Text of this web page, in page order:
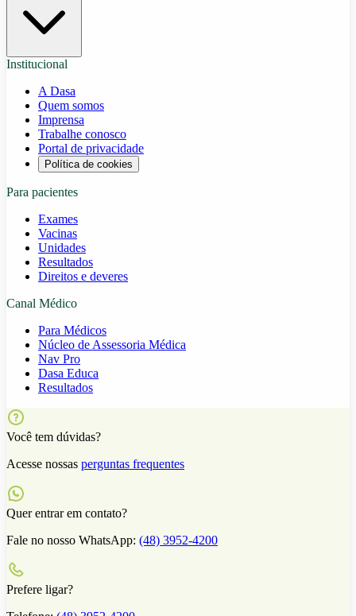
Institucional
A Dasa
Quem somos
Imprensa
Trabalhe conosco
Portal de privacidade
Política de cookies
Para pacientes
Exames
Vacinas
Unidades
Resultados
Direitos e deveres
Canal Médico
Para Médicos
Núcleo de Assessoria Médica
Nav Pro
Dasa Educa
Resultados
Você tem dúvidas?
Acesse nossas perguntas frequentes
Quer entrar em contato?
Fale no nosso WhatsApp: (48) 3952-4200
Prefere ligar?